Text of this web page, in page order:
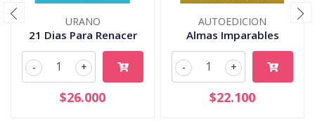
URANO
21 Dias Para Renacer
+
-
$26.000
AUTOEDICION
Almas Imparables
+
-
$22.100